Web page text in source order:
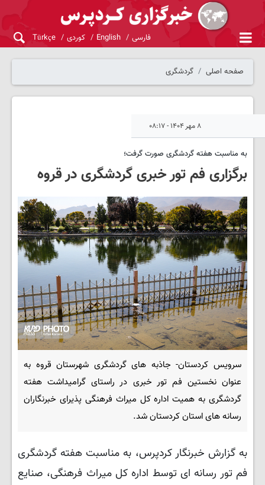
فارسی English کوردی Türkçe
صفحه اصلی گردشگری
۸ مهر ۱۴۰۴ - ۰۸:۱۷
به مناسبت هفته گردشگری صورت گرفت؛
برگزاری فم تور خبری گردشگری در قروه
سرویس کردستان- جاذبه های گردشگری شهرستان قروه به
عنوان نخستین فم تور خبری در راستای گرامیداشت هفته
گردشگری به همیت اداره کل میراث فرهنگی پذیرای خبرنگاران
رسانه های استان کردستان شد.
به گزارش خبرنگار کردپرس، به مناسبت هفته گردشگری
فم تور رسانه ای توسط اداره کل میراث فرهنگی، صنایع